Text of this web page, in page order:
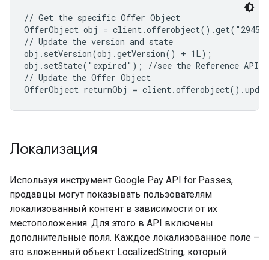
// Get the specific Offer Object
OfferObject obj =
// Update the version and state
obj.setVersion(obj.getVersion() + 1L);
obj.setState("expired"); //see the Reference
// Update the Offer Object
OfferObject returnObj =
Локализация
Используя инструмент Google Pay API for Passes,
продавцы могут показывать пользователям
локализованный контент в зависимости от их
местоположения. Для этого в API включены
дополнительные поля. Каждое локализованное поле –
это вложенный объект LocalizedString, который